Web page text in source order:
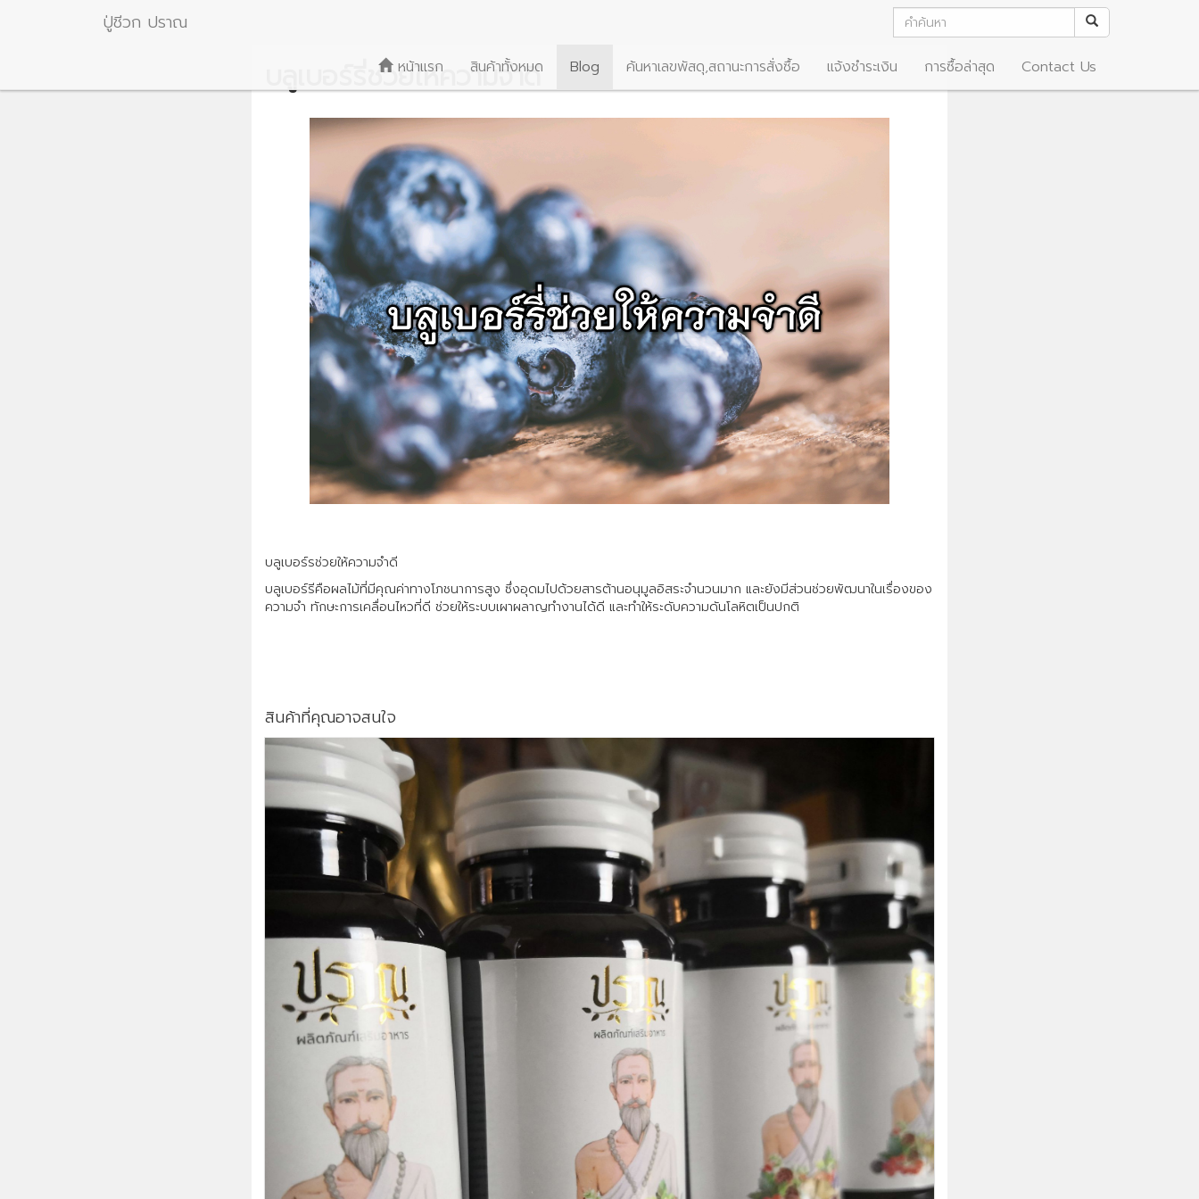
ปู่ชีวก ปราณ
หน้าแรก สินค้าทั้งหมด Blog ค้นหาเลขพัสดุ,สถานะการสั่งซื้อ แจ้งชำระเงิน การซื้อล่าสุด Contact Us
บลูเบอร์รี่ช่วยให้ความจำดี
บลูเบอร์รช่วยให้ความจำดี
บลูเบอร์รีคือผลไม้ที่มีคุณค่าทางโภชนาการสูง ซึ่งอุดมไปด้วยสารต้านอนุมูลอิสระจำนวนมาก และยังมีส่วนช่วยพัฒนาในเรื่องของ
ความจำ ทักษะการเคลื่อนไหวที่ดี ช่วยให้ระบบเผาผลาญทำงานได้ดี และทำให้ระดับความดันโลหิตเป็นปกติ
สินค้าที่คุณอาจสนใจ